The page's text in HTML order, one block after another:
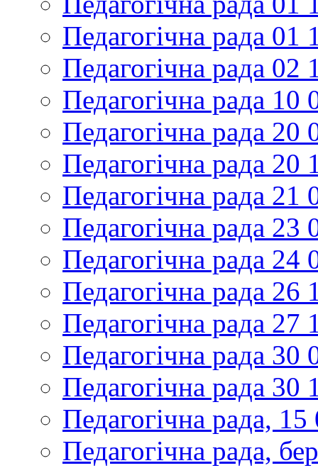
Педагогічна рада 01
Педагогічна рада 02
Педагогічна рада 10
Педагогічна рада 20
Педагогічна рада 20
Педагогічна рада 21
Педагогічна рада 23
Педагогічна рада 24
Педагогічна рада 26
Педагогічна рада 27
Педагогічна рада 30
Педагогічна рада 30
Педагогічна рада,
Педагогічна рада,